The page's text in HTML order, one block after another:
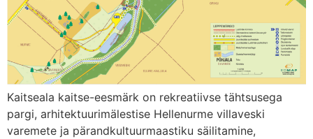
Kaitseala kaitse-eesmärk on rekreatiivse tähtsusega
pargi, arhitektuurimälestise Hellenurme villaveski
varemete ja pärandkultuurmaastiku säilitamine,